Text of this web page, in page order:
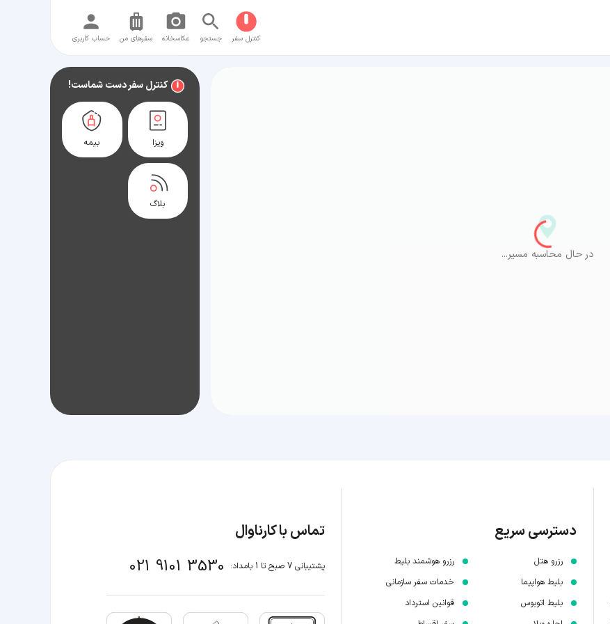
کنترل سفر جستجو عکاسخانه سفر‌های من حساب کاربری
در حال محاسبه مسیر...
کنترل سفر دست شماست!
ویزا بیمه
بلاگ
دسترسی سریع
رزرو هتل
بلیط هواپیما
بلیط اتوبوس
رزرو هوشمند بلیط
خدمات سفر سازمانی
قوانین استرداد
تماس با کارناوال
پشتیبانی 7 صبح تا 1 بامداد: 021 9101 3530